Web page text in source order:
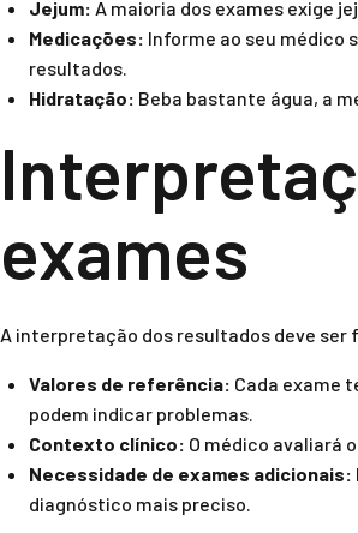
Jejum: A maioria dos exames exige
Medicações: Informe ao seu médico
resultados.
Hidratação: Beba bastante água, a
exames
A interpretação dos resultados deve
Valores de referência: Cada exame
podem indicar problemas.
Contexto clínico: O médico avaliará
Necessidade de exames adicionais:
diagnóstico mais preciso.